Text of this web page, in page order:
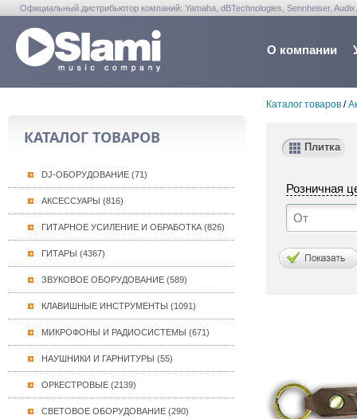
Официальный дистрибьютор компаний: Yamaha, dBTechnologies, Sennheiser,
О компании
КАТАЛОГ ТОВАРОВ
DJ-ОБОРУДОВАНИЕ (71)
АКСЕССУАРЫ (816)
ГИТАРНОЕ УСИЛЕНИЕ И ОБРАБОТКА (826)
ГИТАРЫ (4367)
ЗВУКОВОЕ ОБОРУДОВАНИЕ (589)
КЛАВИШНЫЕ ИНСТРУМЕНТЫ (1091)
МИКРОФОНЫ И РАДИОСИСТЕМЫ (671)
НАУШНИКИ И ГАРНИТУРЫ (55)
ОРКЕСТРОВЫЕ (2139)
СВЕТОВОЕ ОБОРУДОВАНИЕ (290)
Каталог товаров/
Плитка
Розничная